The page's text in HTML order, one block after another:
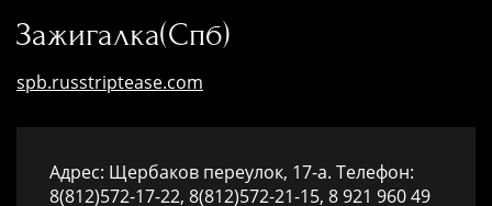
Зажигалка(Спб)
spb.russtriptease.com
Адрес: Щербаков переулок, 17-а. Телефон:
8(812)572-17-22, 8(812)572-21-15, 8 921 960 49